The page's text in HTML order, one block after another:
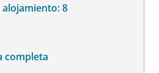
alojamiento:8
completa